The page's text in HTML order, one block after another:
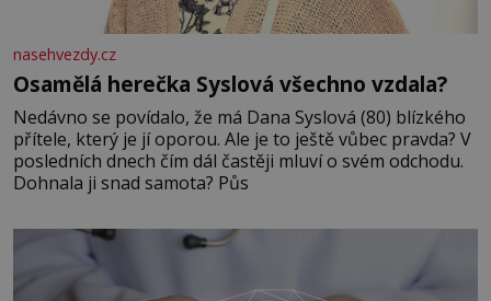
nasehvezdy.cz
Osamělá herečka Syslová všechno vzdala?
Nedávno se povídalo, že má Dana Syslová (80) blízkého
přítele, který je jí oporou. Ale je to ještě vůbec pravda? V
posledních dnech čím dál častěji mluví o svém odchodu.
Dohnala ji snad samota? Půs